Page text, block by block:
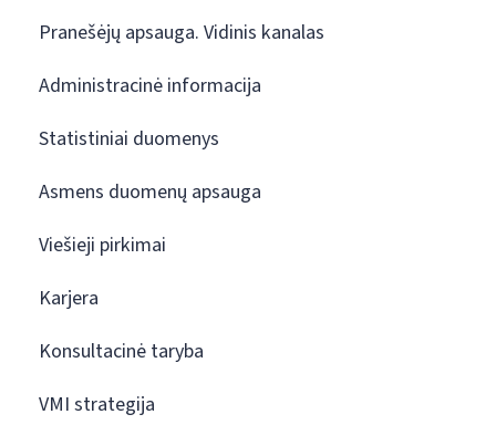
Pranešėjų apsauga. Vidinis kanalas
Administracinė informacija
Statistiniai duomenys
Asmens duomenų apsauga
Viešieji pirkimai
Karjera
Konsultacinė taryba
VMI strategija